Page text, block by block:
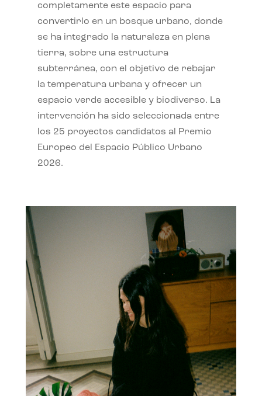
completamente este espacio para
convertirlo en un bosque urbano, donde
se ha integrado la naturaleza en plena
tierra, sobre una estructura
subterránea, con el objetivo de rebajar
la temperatura urbana y ofrecer un
espacio verde accesible y biodiverso. La
intervención ha sido seleccionada entre
los 25 proyectos candidatos al Premio
Europeo del Espacio Público Urbano
2026.